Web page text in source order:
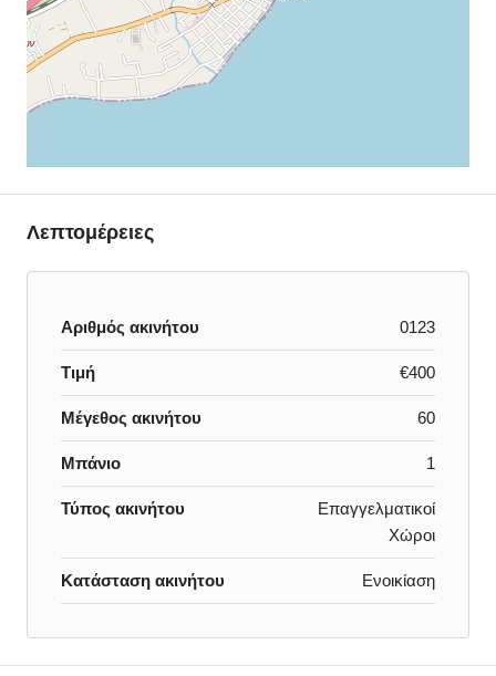
Λεπτομέρειες
Αριθμός ακινήτου 0123
Τιμή €400
Μέγεθος ακινήτου 60
Μπάνιο 1
Τύπος ακινήτου
Επαγγελματικοί
Χώροι
Κατάσταση ακινήτου Ενοικίαση